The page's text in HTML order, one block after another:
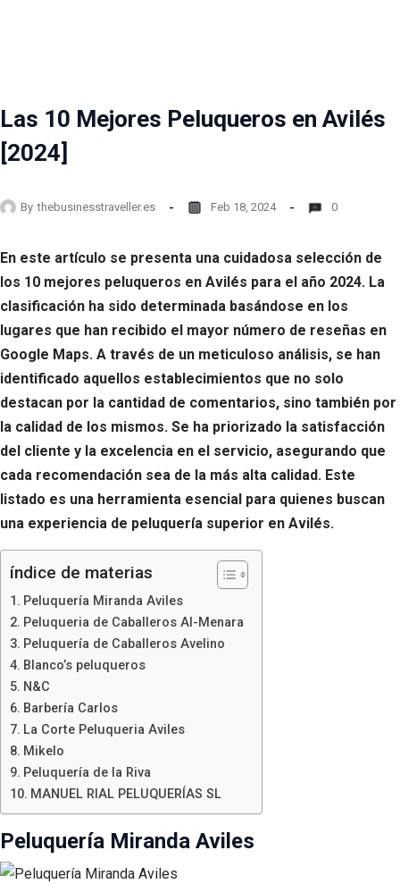
Las 10 Mejores Peluqueros en Avilés
[2024]
By thebusinesstraveller.es Feb 18, 2024 0
En este artículo se presenta una cuidadosa selección de
los 10 mejores peluqueros en Avilés para el año 2024. La
clasificación ha sido determinada basándose en los
lugares que han recibido el mayor número de reseñas en
Google Maps. A través de un meticuloso análisis, se han
identificado aquellos establecimientos que no solo
destacan por la cantidad de comentarios, sino también por
la calidad de los mismos. Se ha priorizado la satisfacción
del cliente y la excelencia en el servicio, asegurando que
cada recomendación sea de la más alta calidad. Este
listado es una herramienta esencial para quienes buscan
una experiencia de peluquería superior en Avilés.
índice de materias
Peluquería Miranda Aviles
Peluqueria de Caballeros Al-Menara
Peluquería de Caballeros Avelino
Blanco’s peluqueros
N&C
Barbería Carlos
La Corte Peluqueria Aviles
Mikelo
Peluquería de la Riva
MANUEL RIAL PELUQUERÍAS SL
Peluquería Miranda Aviles